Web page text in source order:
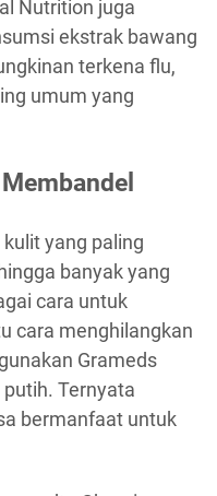
Nutrition juga
ekstrak bawang
terkena flu,
umum yang
yang paling
banyak yang
cara untuk
cara menghilangkan
Grameds
Ternyata
bermanfaat untuk